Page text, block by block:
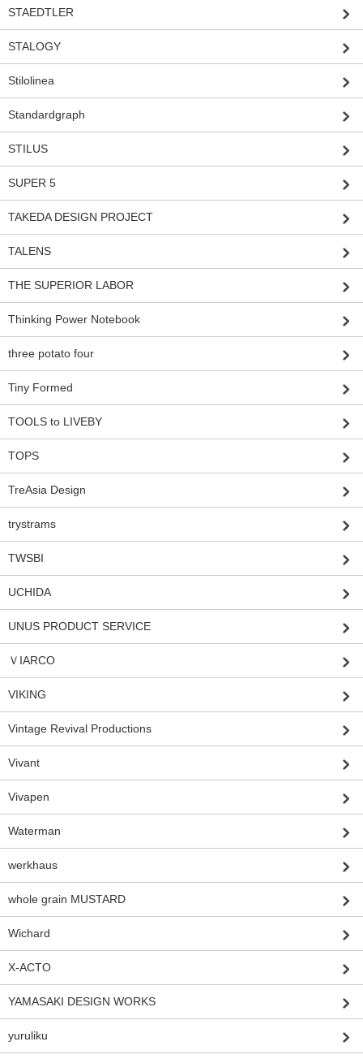
STAEDTLER
STALOGY
Stilolinea
Standardgraph
STILUS
SUPER 5
TAKEDA DESIGN PROJECT
TALENS
THE SUPERIOR LABOR
Thinking Power Notebook
three potato four
Tiny Formed
TOOLS to LIVEBY
TOPS
TreAsia Design
trystrams
TWSBI
UCHIDA
UNUS PRODUCT SERVICE
ＶIARCO
VIKING
Vintage Revival Productions
Vivant
Vivapen
Waterman
werkhaus
whole grain MUSTARD
Wichard
X-ACTO
YAMASAKI DESIGN WORKS
yuruliku